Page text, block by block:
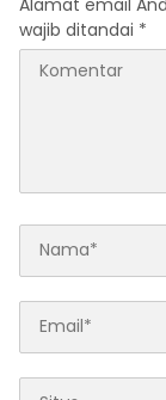
wajib ditandai *